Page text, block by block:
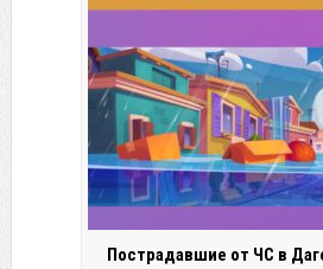
Пострадавшие от ЧС в